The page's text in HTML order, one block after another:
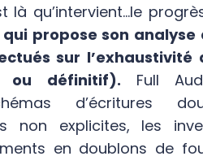
là qu’intervient…le
propose son
sur l’exhaustivité
ou définitif). Full
d’écritures
non explicites, les
en doublons de